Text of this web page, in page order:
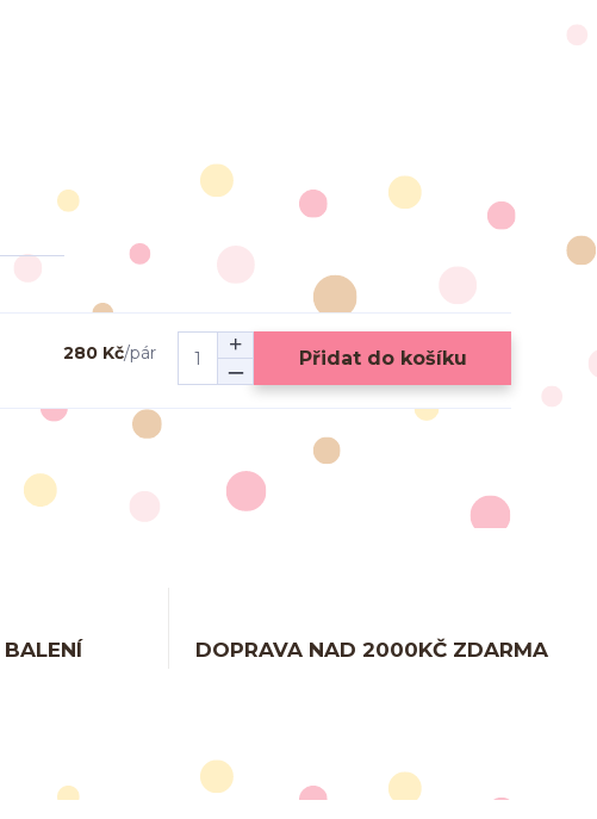
280 Kč/pár Přidat do košíku
DOPRAVA NAD 2000KČ ZDARMA